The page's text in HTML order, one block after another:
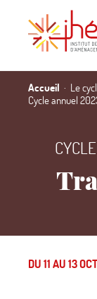
Accueil Le
Cycle annuel
DU 11 AU 13